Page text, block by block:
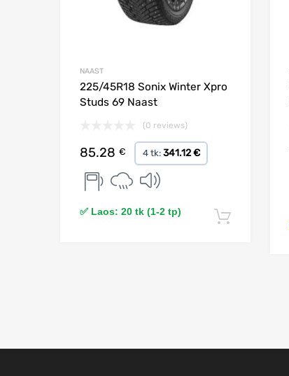
NAAST
225/45R18 Sonix Winter Xpro
Studs 69 Naast
(0 reviews)
85.28 € 4 tk: 341.12 €
✅ Laos: 20 tk (1-2 tp)